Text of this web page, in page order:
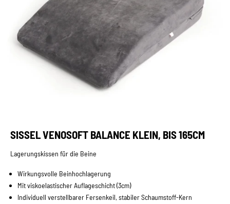
SISSEL VENOSOFT BALANCE KLEIN, BIS 165CM
Lagerungskissen für die Beine
Wirkungsvolle Beinhochlagerung
Mit viskoelastischer Auflageschicht (3cm)
Individuell verstellbarer Fersenkeil, stabiler Schaumstoff-Kern